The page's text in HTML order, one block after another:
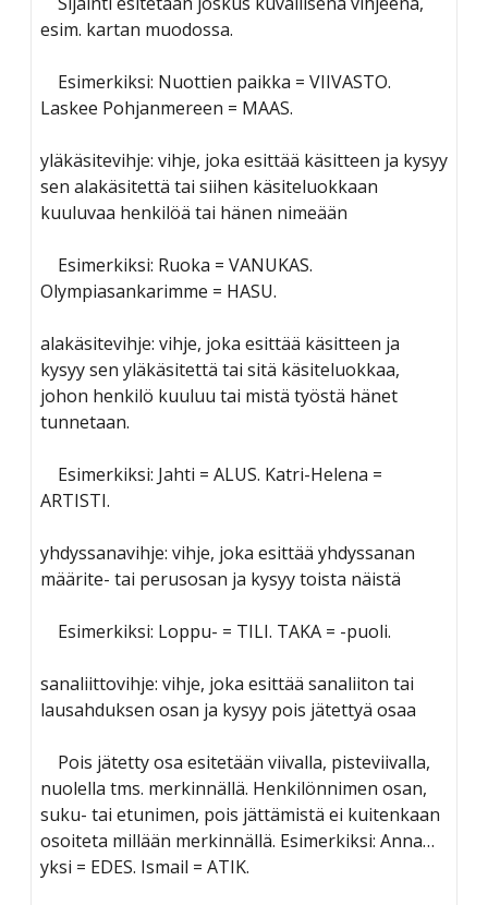
esim. kartan muodossa.
Esimerkiksi: Nuottien paikka = VIIVASTO.
Laskee Pohjanmereen = MAAS.
yläkäsitevihje: vihje, joka esittää käsitteen ja kysyy
sen alakäsitettä tai siihen käsiteluokkaan
kuuluvaa henkilöä tai hänen nimeään
Esimerkiksi: Ruoka = VANUKAS.
Olympiasankarimme = HASU.
alakäsitevihje: vihje, joka esittää käsitteen ja
kysyy sen yläkäsitettä tai sitä käsiteluokkaa,
johon henkilö kuuluu tai mistä työstä hänet
tunnetaan.
Esimerkiksi: Jahti = ALUS. Katri-Helena =
ARTISTI.
yhdyssanavihje: vihje, joka esittää yhdyssanan
määrite- tai perusosan ja kysyy toista näistä
Esimerkiksi: Loppu- = TILI. TAKA = -puoli.
sanaliittovihje: vihje, joka esittää sanaliiton tai
lausahduksen osan ja kysyy pois jätettyä osaa
Pois jätetty osa esitetään viivalla, pisteviivalla,
nuolella tms. merkinnällä. Henkilönnimen osan,
suku- tai etunimen, pois jättämistä ei kuitenkaan
osoiteta millään merkinnällä. Esimerkiksi: Anna…
yksi = EDES. Ismail = ATIK.